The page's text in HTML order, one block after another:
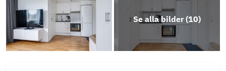
Se alla bilder (10)